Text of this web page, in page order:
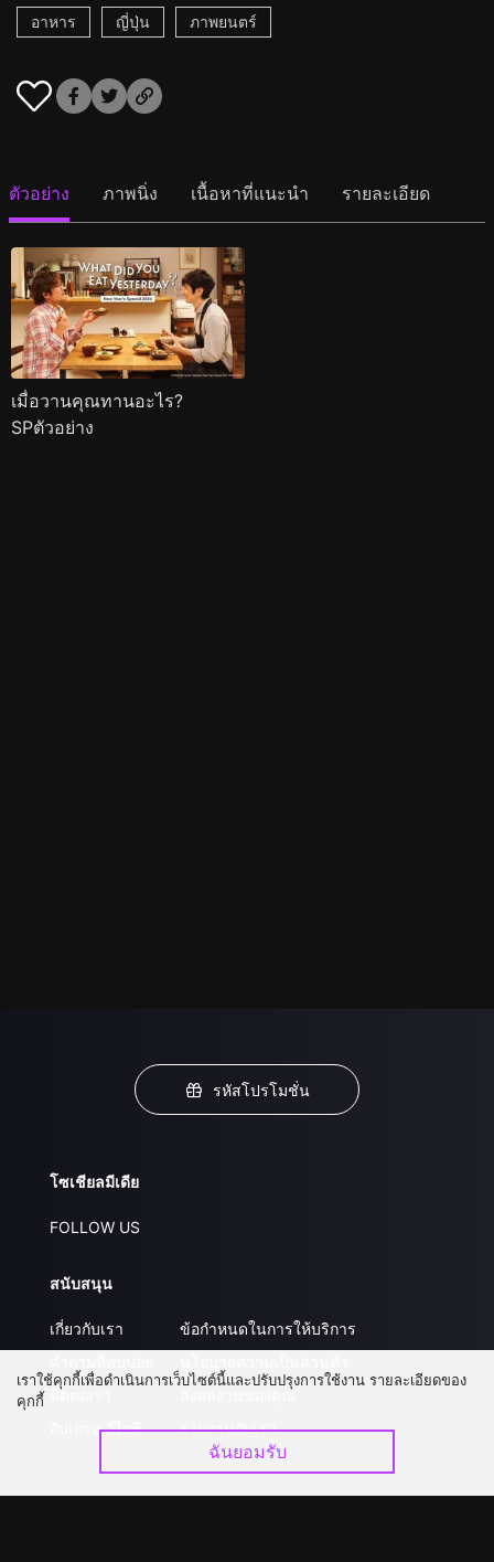
อาหาร ญี่ปุ่น ภาพยนตร์
ตัวอย่าง ภาพนิ่ง เนื้อหาที่แนะนำ รายละเอียด
เมื่อวานคุณทานอะไร?
SPตัวอย่าง
รหัสโปรโมชั่น
โซเชียลมีเดีย
FOLLOW US
สนับสนุน
เกี่ยวกับเรา
ติดต่อเรา
อัปเกรด วีไอพี
ข้อกำหนดในการให้บริการ
ส่งผลงานของคุณ
ร่วมงานกับเรา
เราใช้คุกกี้เพื่อดำเนินการเว็บไซต์นี้และปรับปรุงการใช้งาน รายละเอียดของ
คุกกี้
ฉันยอมรับ